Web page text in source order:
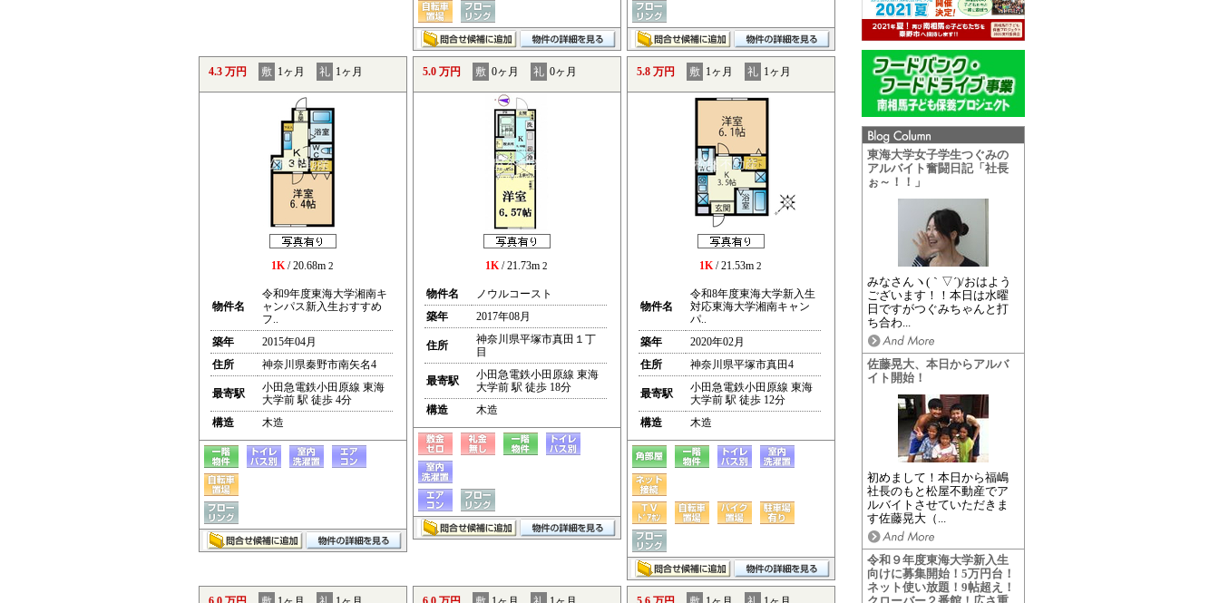
東海大学女子学生つぐみの
アルバイト奮闘日記「社長
ぉ～！！」
みなさんヽ(｀▽´)/おはよう
ございます！！本日は水曜
日ですがつぐみちゃんと打
ち合わ...
佐藤晃大、本日からアルバ
イト開始！
初めまして！本日から福嶋
社長のもと松屋不動産でア
ルバイトさせていただきま
す佐藤晃大（...
令和９年度東海大学新入生
向けに募集開始！5万円台！
ネット使い放題！9帖超え！
4.3 万円 敷 1ヶ月 礼 1ヶ月
1K/ 20.68m 2
物件名
令和9年度東海大学湘南キ
ャンパス新入生おすすめ
フ..
築年
2015年04月
住所
神奈川県秦野市南矢名4
最寄駅
小田急電鉄小田原線 東海
大学前 駅 徒歩 4分
構造
木造
5.0 万円 敷 0ヶ月 礼 0ヶ月
1K/ 21.73m 2
物件名
ノウルコースト
築年
2017年08月
住所
神奈川県平塚市真田１丁
目
最寄駅
小田急電鉄小田原線 東海
大学前 駅 徒歩 18分
構造
木造
5.8 万円 敷 1ヶ月 礼 1ヶ月
1K/ 21.53m 2
物件名
令和8年度東海大学新入生
対応東海大学湘南キャン
パ..
築年
2020年02月
住所
神奈川県平塚市真田4
最寄駅
小田急電鉄小田原線 東海
大学前 駅 徒歩 12分
構造
木造